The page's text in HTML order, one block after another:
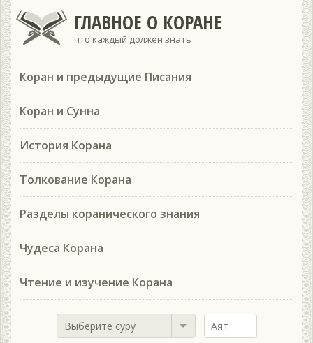
ГЛАВНОЕ О КОРАНЕ
что каждый должен знать
Коран и предыдущие Писания
Коран и Сунна
История Корана
Толкование Корана
Разделы коранического знания
Чудеса Корана
Чтение и изучение Корана
Выберите суру